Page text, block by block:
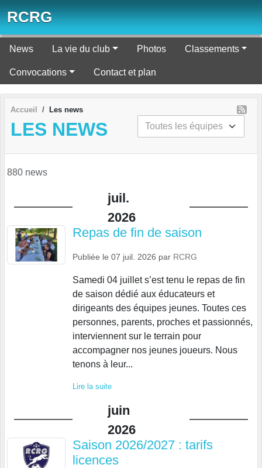
RCRG
News La vie du club Photos Classements
Convocations Contact et plan
Accueil Les news
LES NEWS
880 news
juil.
2026
Repas de fin de saison
Publiée le 07 juil. 2026 par RCRG
Samedi 04 juillet s’est tenu le repas de fin
de saison dédié aux éducateurs et
dirigeants des équipes jeunes. Toutes ces
personnes, parents, proches et passionnés,
interviennent sur le terrain pour
accompagner nos jeunes joueurs. Nous
tenons à leur...
Lire la suite
juin
2026
Saison 2026/2027 : tarifs
licences